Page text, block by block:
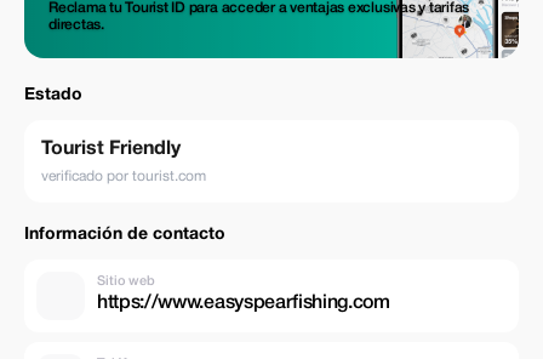
Reclama tu Tourist ID para acceder a ventajas exclusivas y tarifas
directas.
Estado
Tourist Friendly
verificado por tourist.com
Información de contacto
Sitio web
https://www.easyspearfishing.com